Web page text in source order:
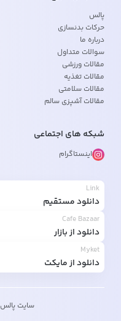
پالس
حرکات بدنسازی
درباره ما
سوالات متداول
مقالات ورزشی
مقالات تغذیه
مقالات سلامتی
مقالات آشپزی سالم
شبکه های اجتماعی
اینستاگرام
Link
دانلود مستقیم
Cafe Bazaar
دانلود از بازار
Myket
دانلود از مایکت
سایت پالس